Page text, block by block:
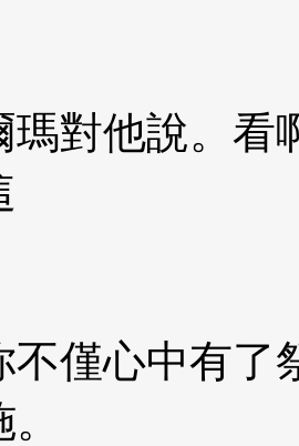
瑪對他說。看
不僅心中有了